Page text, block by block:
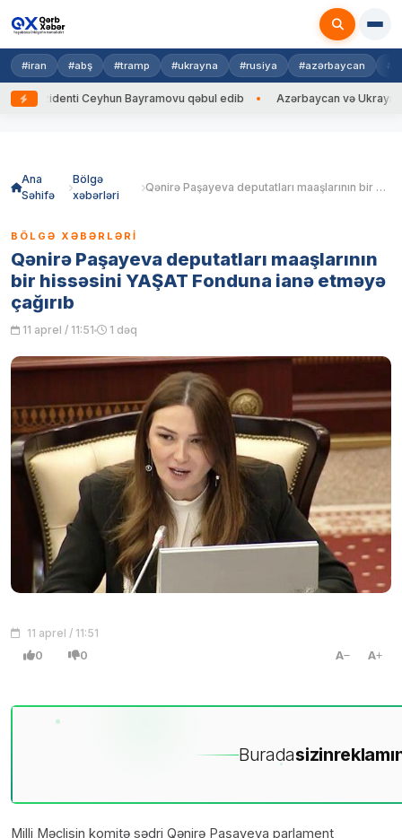
#iran #abş #tramp #ukrayna #rusiya #azərbaycan
Ceyhun Bayramovu qəbul edib Azərbaycan və Ukrayna XİN
Ana
Səhifə
Bölgə
xəbərləri
Qənirə Paşayeva deputatları maaşlarının bir hissəsini YAŞAT Fonduna ianə etməyə çağırıb
BÖLGƏ XƏBƏRLƏRI
Qənirə Paşayeva deputatları maaşlarının
bir hissəsini YAŞAT Fonduna ianə etməyə
çağırıb
11 aprel / 11:51 1 dəq
11 aprel / 11:51
0 0 A A
Buradasizin
Milli Məclisin komitə sədri Qənirə Paşayeva parlament